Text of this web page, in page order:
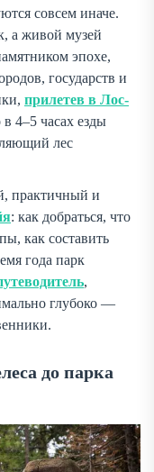
совсем иначе.
а живой музей
эпохе,
государств и
прилетев в Лос-
4–5 часах езды
лес
практичный и
: как добраться, что
как составить
года парк
,
глубоко —
до парка